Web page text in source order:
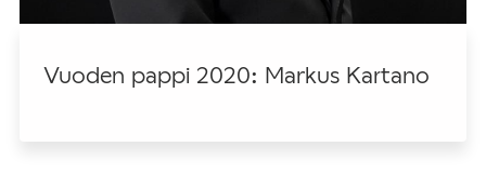
Vuoden pappi 2020: Markus Kartano